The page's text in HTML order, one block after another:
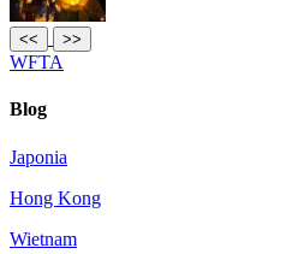
<< >>
WFTA
Blog
Japonia
Hong Kong
Wietnam